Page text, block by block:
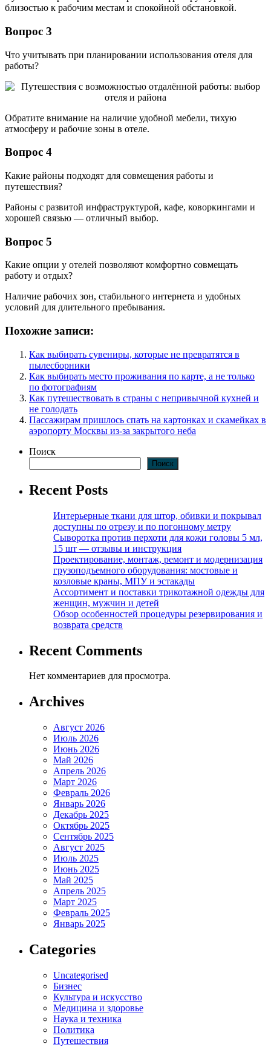
близостью к рабочим местам и спокойной обстановкой.
Вопрос 3
Что учитывать при планировании использования отеля для
работы?
Обратите внимание на наличие удобной мебели, тихую
атмосферу и рабочие зоны в отеле.
Вопрос 4
Какие районы подходят для совмещения работы и
путешествия?
Районы с развитой инфраструктурой, кафе, коворкингами и
хорошей связью — отличный выбор.
Вопрос 5
Какие опции у отелей позволяют комфортно совмещать
работу и отдых?
Наличие рабочих зон, стабильного интернета и удобных
условий для длительного пребывания.
Похожие записи:
Как выбирать сувениры, которые не превратятся в
пылесборники
Как выбирать место проживания по карте, а не только
по фотографиям
Как путешествовать в страны с непривычной кухней и
не голодать
Пассажирам пришлось спать на картонках и скамейках в
аэропорту Москвы из-за закрытого неба
Поиск
Поиск
Recent Posts
Интерьерные ткани для штор, обивки и покрывал
доступны по отрезу и по погонному метру
Сыворотка против перхоти для кожи головы 5 мл,
15 шт — отзывы и инструкция
Проектирование, монтаж, ремонт и модернизация
грузоподъемного оборудования: мостовые и
козловые краны, МПУ и эстакады
Ассортимент и поставки трикотажной одежды для
женщин, мужчин и детей
Обзор особенностей процедуры резервирования и
возврата средств
Recent Comments
Нет комментариев для просмотра.
Archives
Август 2026
Июль 2026
Июнь 2026
Май 2026
Апрель 2026
Март 2026
Февраль 2026
Январь 2026
Декабрь 2025
Октябрь 2025
Сентябрь 2025
Август 2025
Июль 2025
Июнь 2025
Май 2025
Апрель 2025
Март 2025
Февраль 2025
Январь 2025
Categories
Uncategorised
Бизнес
Культура и искусство
Медицина и здоровье
Наука и техника
Политика
Путешествия